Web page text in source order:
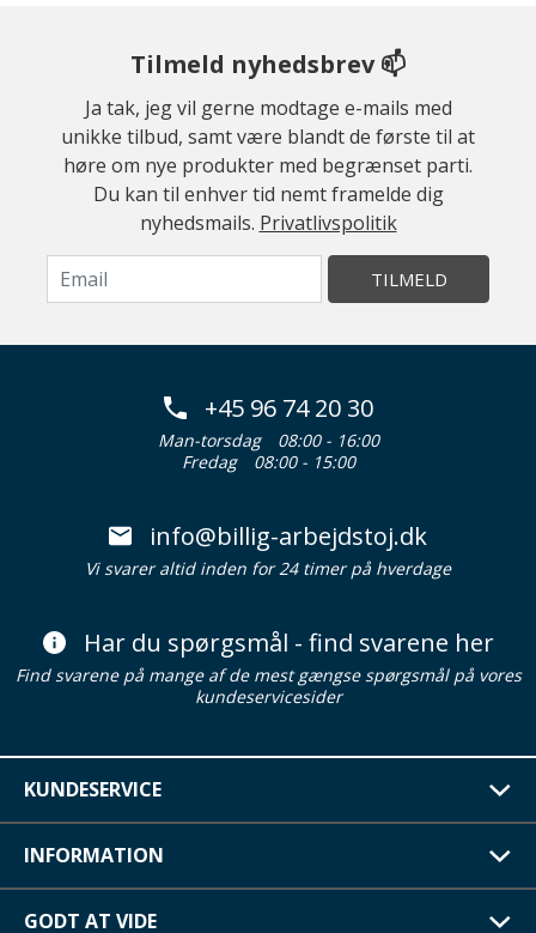
Tilmeld nyhedsbrev 📫
Ja tak, jeg vil gerne modtage e-mails med
unikke tilbud, samt være blandt de første til at
høre om nye produkter med begrænset parti.
Du kan til enhver tid nemt framelde dig
nyhedsmails. Privatlivspolitik
TILMELD
+45 96 74 20 30
Man-torsdag
08:00 - 16:00
Fredag
08:00 - 15:00
info@billig-arbejdstoj.dk
Vi svarer altid inden for 24 timer på hverdage
Har du spørgsmål - find svarene her
Find svarene på mange af de mest gængse spørgsmål på vores
kundeservicesider
KUNDESERVICE
INFORMATION
GODT AT VIDE